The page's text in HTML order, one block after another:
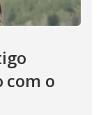
com o